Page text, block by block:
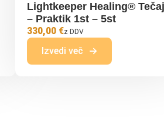
Lightkeeper Healing® Tečaj
– Praktik 1st – 5st
330,00 €z DDV
Izvedi več